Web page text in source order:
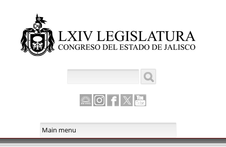
principal
Canal
Instagram
Facebook
Twitter